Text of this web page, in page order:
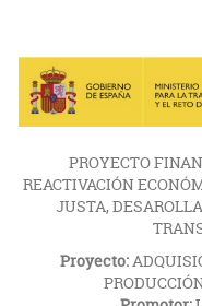
PROYECTO
REACTIVACIÓN
JUSTA,
Proyecto: